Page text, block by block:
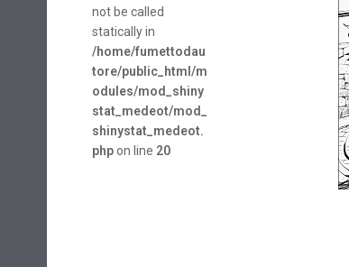
not be called
statically in
/home/fumettodau
tore/public_html/m
odules/mod_shiny
stat_medeot/mod_
shinystat_medeot.
phpon line 20